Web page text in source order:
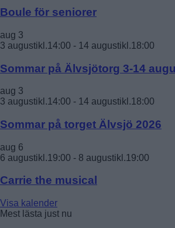
Boule för seniorer
aug 3
3 augustikl.14:00 - 14 augustikl.18:00
Sommar på Älvsjötorg 3-14
aug 3
3 augustikl.14:00 - 14 augustikl.18:00
Sommar på torget Älvsjö 2026
aug 6
6 augustikl.19:00 - 8 augustikl.19:00
Carrie the musical
Visa kalender
Mest lästa just nu